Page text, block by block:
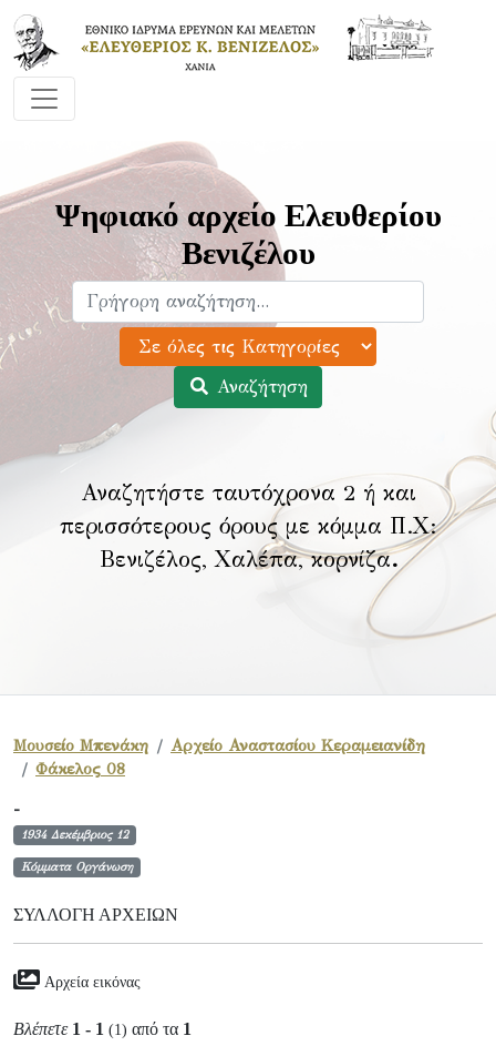
Ψηφιακό αρχείο Ελευθερίου
Βενιζέλου
Αναζήτηση
Αναζητήστε ταυτόχρονα 2 ή και
περισσότερους όρους με κόμμα Π.Χ:
Βενιζέλος, Χαλέπα, κορνίζα.
Μουσείο Μπενάκη
Αρχείο Αναστασίου Κεραμειανίδη
Φάκελος 08
-
1934 Δεκέμβριος 12
Κόμματα Οργάνωση
ΣΥΛΛΟΓΉ ΑΡΧΕΊΩΝ
Αρχεία εικόνας
Βλέπετε 1 - 1 (1) από τα 1